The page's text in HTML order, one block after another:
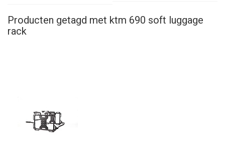
Producten getagd met ktm 690 soft luggage
rack